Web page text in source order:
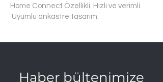
Home Connect Özellikli. Hızlı ve verimli.
Uyumlu ankastre tasarım.
Haber bültenimize